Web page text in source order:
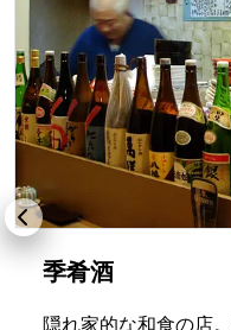
季肴酒
隠れ家的な和食の店